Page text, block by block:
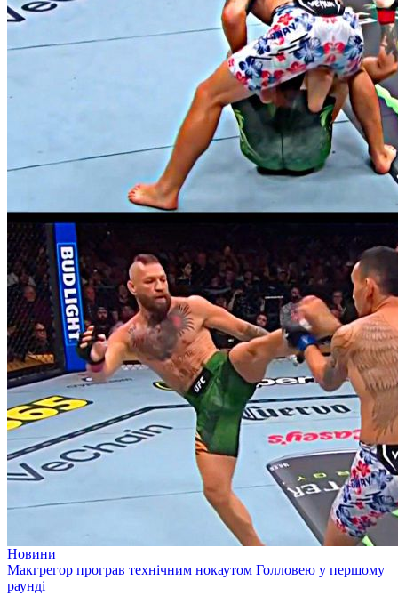
Новини
Макгрегор програв технічним нокаутом Голловею у першому
раунді